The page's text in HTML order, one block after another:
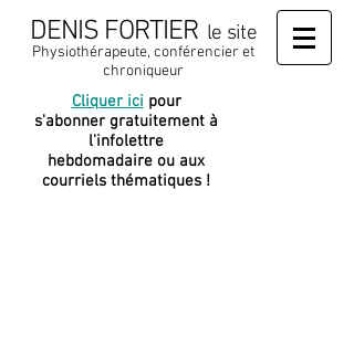
DENIS FORTIER le site
Physiothérapeute, conférencier et
chroniqueur
Cliquer ici pour
s'abonner gratuitement à
l'infolettre
hebdomadaire ou aux
courriels thématiques !